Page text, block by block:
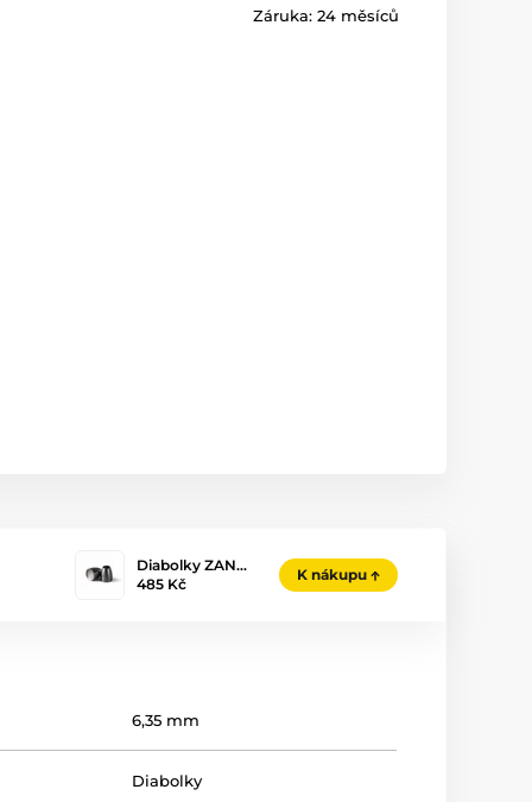
Záruka: 24 měsíců
Diabolky ZAN…
485 Kč
K nákupu
6,35 mm
Diabolky